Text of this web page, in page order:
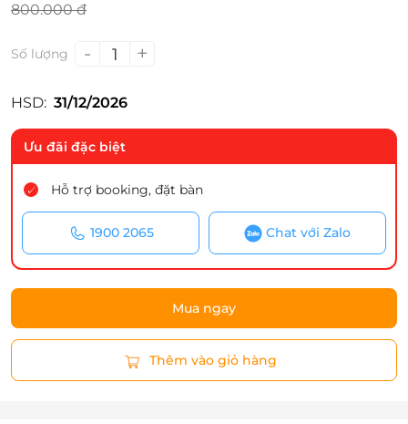
800.000 đ
Số lượng - 1 +
HSD: 31/12/2026
Ưu đãi đặc biệt
Hỗ trợ booking, đặt bàn
1900 2065 Chat với Zalo
Mua ngay
Thêm vào giỏ hàng